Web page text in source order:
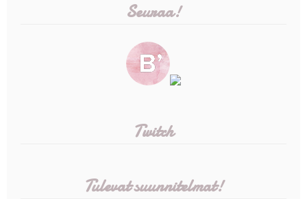
Seuraa!
Twitch
Tulevat suunnitelmat!